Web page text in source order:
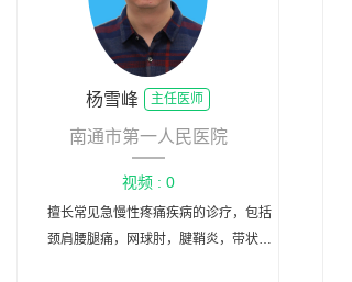
杨雪峰 主任医师
南通市第一人民医院
视频 : 0
擅长常见急慢性疼痛疾病的诊疗，包括
颈肩腰腿痛，网球肘，腱鞘炎，带状疱